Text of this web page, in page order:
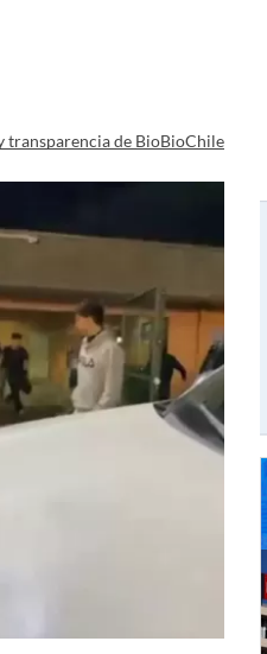
transparencia de BioBioChile